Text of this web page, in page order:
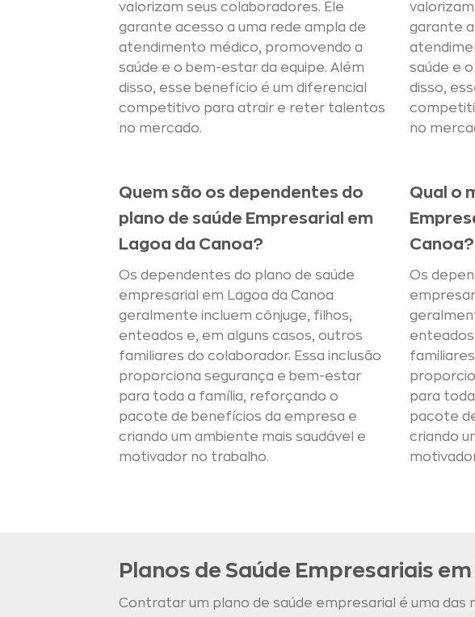
valorizam seus colaboradores. Ele
garante acesso a uma rede ampla de
atendimento médico, promovendo a
saúde e o bem-estar da equipe. Além
disso, esse benefício é um diferencial
competitivo para atrair e reter talentos
no mercado.
garante
saúde e
disso,
no
Quem são os dependentes do
plano de saúde Empresarial em
Lagoa da Canoa?
Os dependentes do plano de saúde
empresarial em Lagoa da Canoa
geralmente incluem cônjuge, filhos,
enteados e, em alguns casos, outros
familiares do colaborador. Essa inclusão
proporciona segurança e bem-estar
para toda a família, reforçando o
pacote de benefícios da empresa e
criando um ambiente mais saudável e
motivador no trabalho.
Qual o
Canoa?
Os
enteados
para
pacote
criando
Planos de Saúde Empresariais
Contratar um plano de saúde empresarial é uma